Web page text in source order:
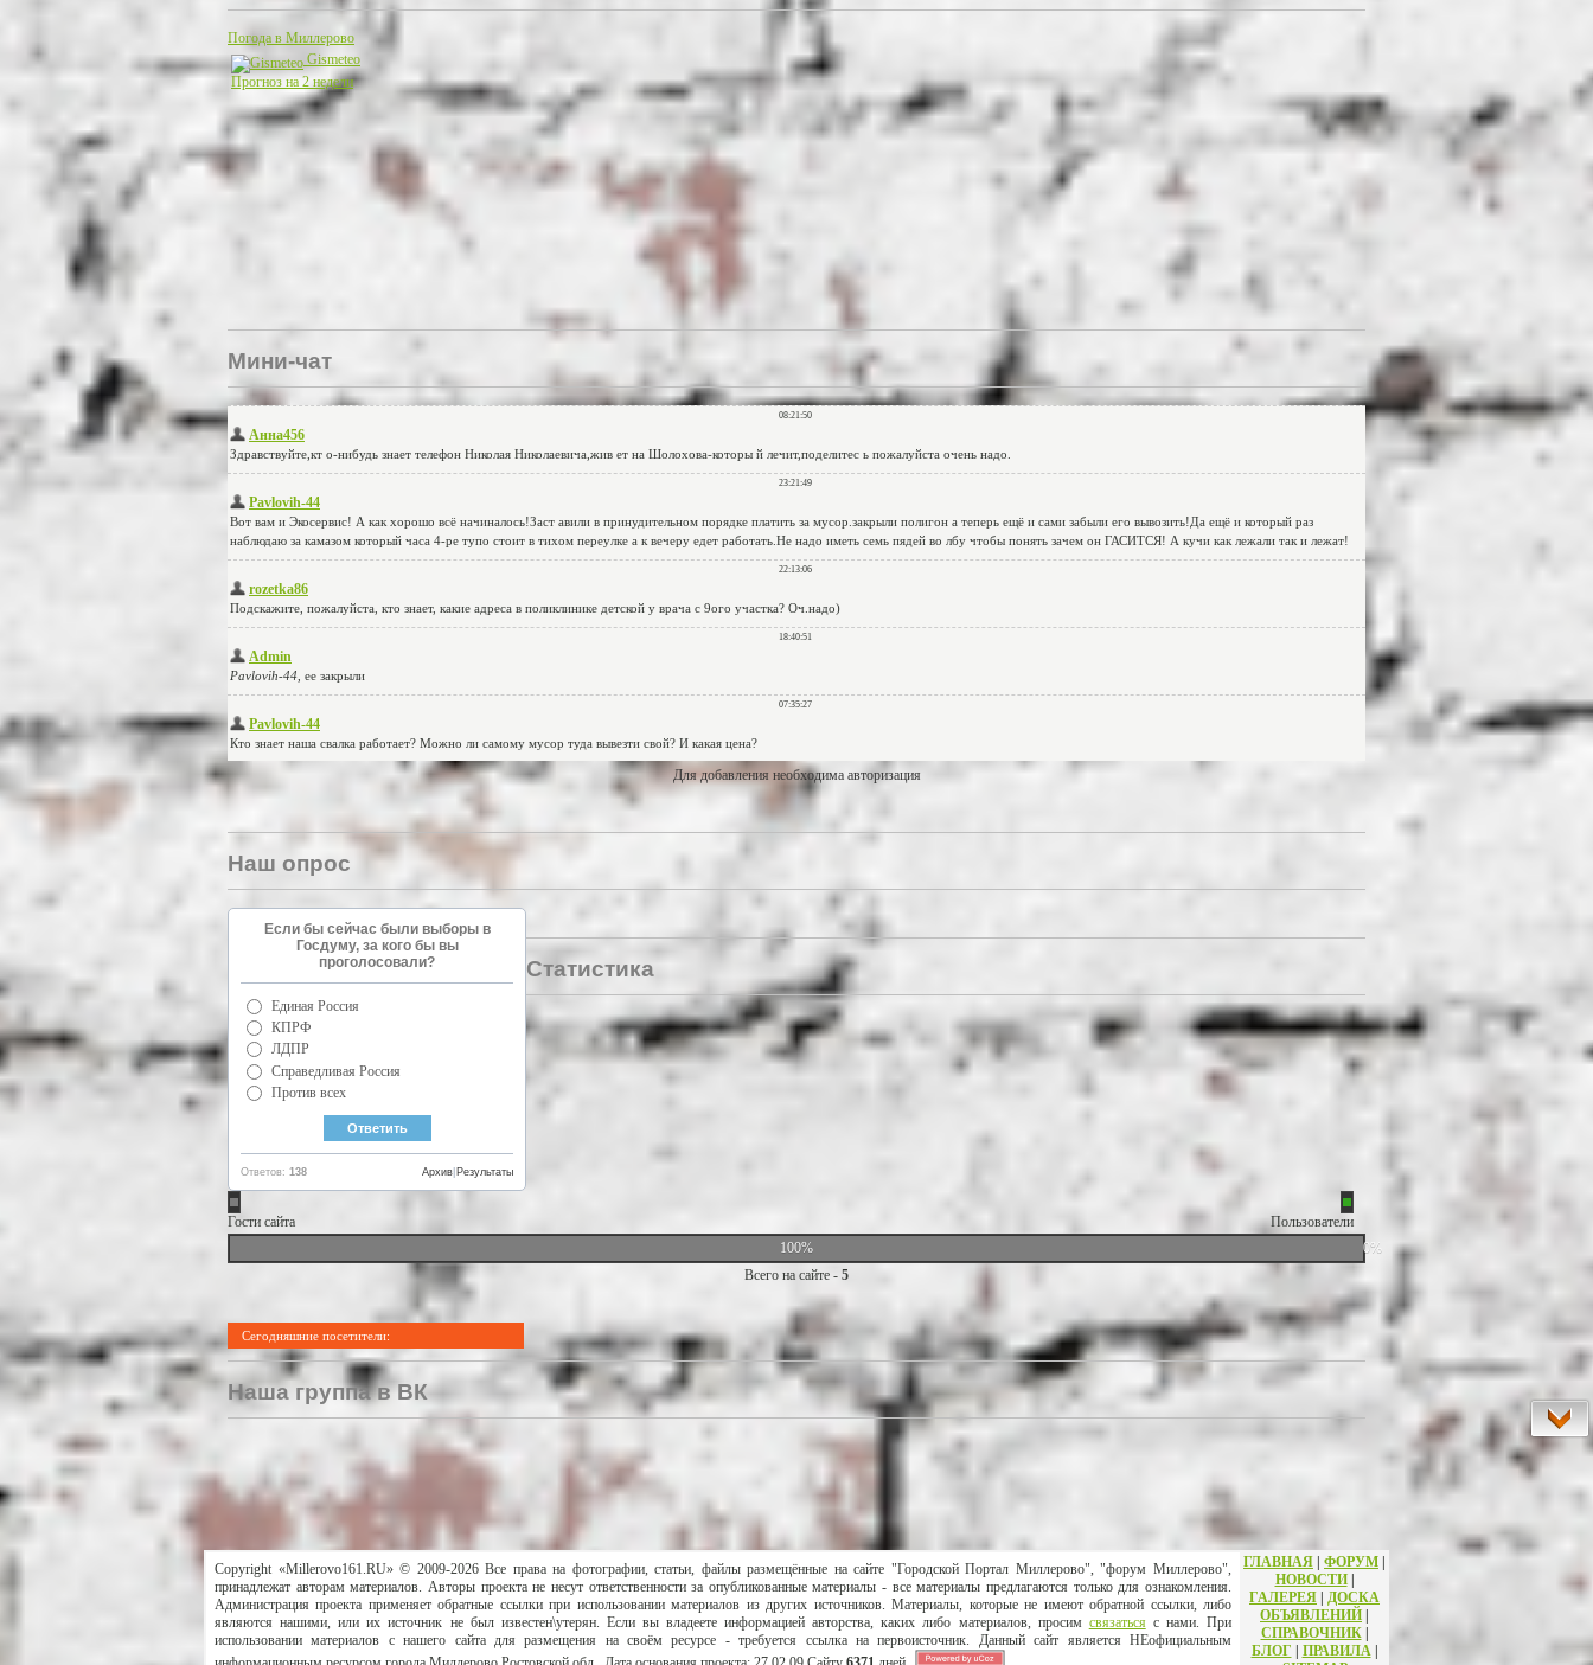
Погода в Миллерово
Gismeteo
Прогноз на 2 недели
Мини-чат
Для добавления необходима авторизация
Наш опрос
Если бы сейчас были выборы в
Госдуму, за кого бы вы
проголосовали?
Единая Россия
КПРФ
ЛДПР
Справедливая Россия
Против всех
Ответов: 138 Результаты
Архив
Статистика
Гости сайта
Пользователи
100%
0%
Всего на сайте - 5
Сегодняшние посетители:
Наша группа в ВК
Copyright «Millerovo161.RU» © 2009-2026 Все права на фотографии, статьи, файлы размещённые на сайте "Городской Портал Миллерово", "форум Миллерово",
принадлежат авторам материалов. Авторы проекта не несут ответственности за опубликованные материалы - все материалы предлагаются только для ознакомления.
Администрация проекта применяет обратные ссылки при использовании материалов из других источников. Материалы, которые не имеют обратной ссылки, либо
являются нашими, или их источник не был известен\утерян. Если вы владеете информацией авторства, каких либо материалов, просим связатьсяс нами. При
использовании материалов с нашего сайта для размещения на своём ресурсе - требуется ссылка на первоисточник. Данный сайт является НЕофициальным
ГЛАВНАЯ | ФОРУМ |
НОВОСТИ|
ГАЛЕРЕЯ | ДОСКА
ОБЪЯВЛЕНИЙ |
СПРАВОЧНИК|
БЛОГ | ПРАВИЛА|